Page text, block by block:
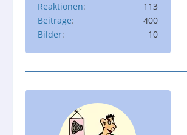
Reaktionen
113
Beiträge
400
Bilder
10